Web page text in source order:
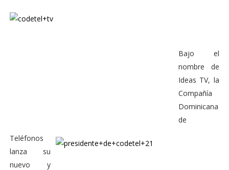
Bajo el
nombre de
Ideas TV, la
Compañía
Dominicana
de
Teléfonos
lanza su
nuevo y